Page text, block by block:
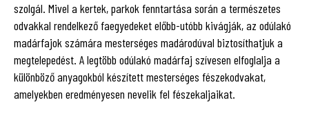
szolgál. Mivel a kertek, parkok fenntartása során a természetes
odvakkal rendelkező faegyedeket előbb-utóbb kivágják, az odúlakó
madárfajok számára mesterséges madárodúval biztosíthatjuk a
megtelepedést. A legtöbb odúlakó madárfaj szívesen elfoglalja a
különböző anyagokból készített mesterséges fészekodvakat,
amelyekben eredményesen nevelik fel fészekaljaikat.